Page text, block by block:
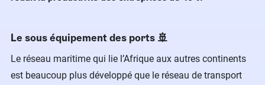
Le sous équipement des ports 🚢
Le réseau maritime qui lie l’Afrique aux autres continents
est beaucoup plus développé que le réseau de transport